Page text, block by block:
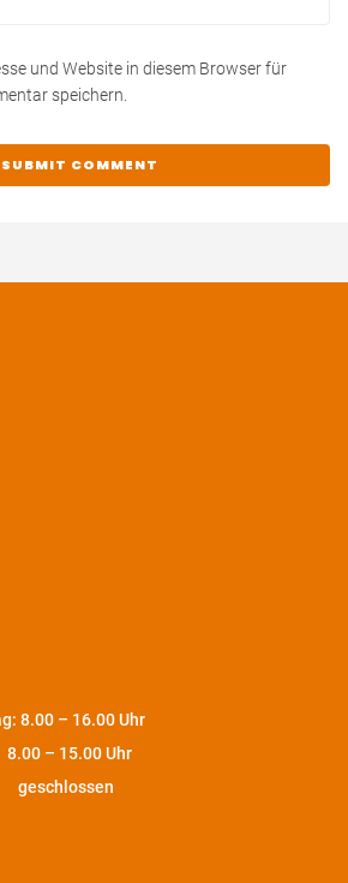
und Website in diesem Browser für
speichern.
8.00 – 16.00 Uhr
15.00 Uhr
geschlossen